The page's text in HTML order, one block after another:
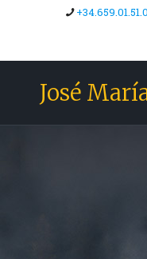
José